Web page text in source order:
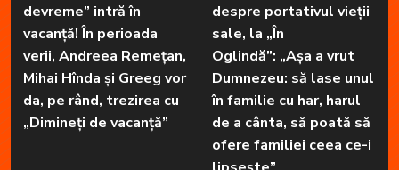
devreme” intră în
vacanță! În perioada
verii, Andreea Remețan,
Mihai Hînda și Greeg vor
da, pe rând, trezirea cu
„Dimineți de vacanță”
despre portativul vieții
sale, la „În
Oglindă”: „Așa a vrut
Dumnezeu: să lase unul
în familie cu har, harul
de a cânta, să poată să
ofere familiei ceea ce-i